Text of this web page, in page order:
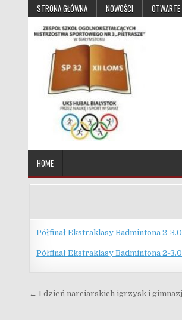
Skip to contentSTRONA GŁÓWNA NOWOŚCI
UKS Hubal Białystok
HOME
Półfinał Ekstraklasy Badmintona 2-
Półfinał Ekstraklasy Badmintona 2-
Nawigacja wpisu
← I dzień narciarskich igrzysk i